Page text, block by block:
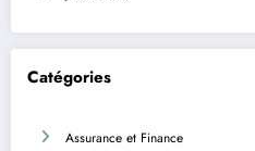
Catégories
Assurance et Finance